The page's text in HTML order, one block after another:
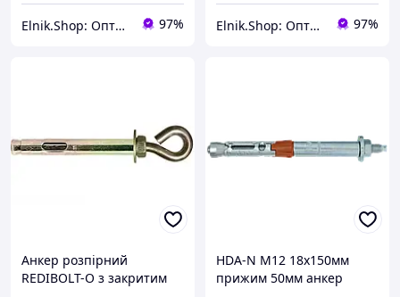
Elnik.Shop: Оптово-роздрібна компанія 97% Elnik.Shop: Оптово-роздрібна компанія 97%
Анкер розпірний
REDIBOLT-O з закритим
HDA-N М12 18х150мм
прижим 50мм анкер